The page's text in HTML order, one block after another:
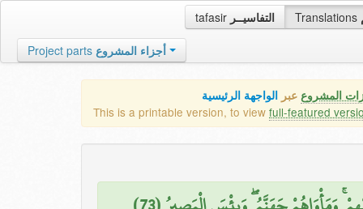
tafasir التفاسيــر Translations
Project parts أجزاء المشروع
المشروع عبر الواجهة الرئيسية
This is a printable version, to view full-featured